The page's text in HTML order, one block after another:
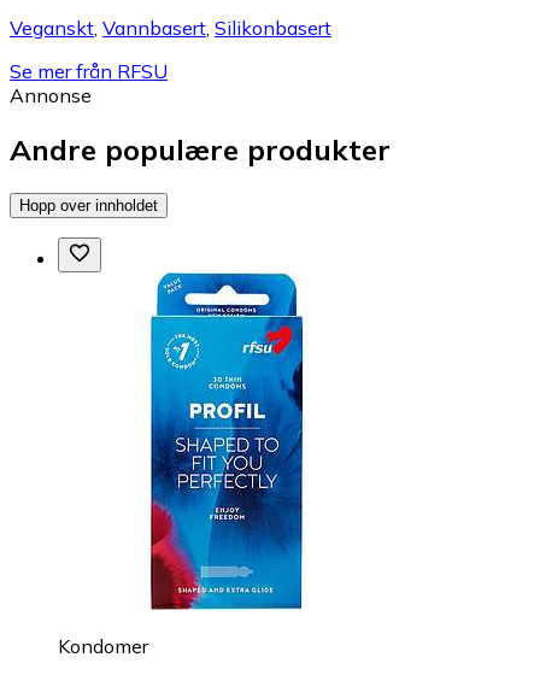
Veganskt, Vannbasert, Silikonbasert
Se mer från RFSU
Annonse
Andre populære produkter
Hopp over innholdet
Kondomer